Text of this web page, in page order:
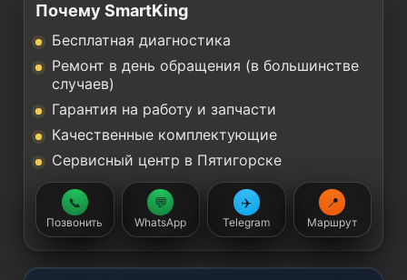
Почему SmartKing
Бесплатная диагностика
Ремонт в день обращения (в большинстве
случаев)
Гарантия на работу и запчасти
Качественные комплектующие
Сервисный центр в Пятигорске
📞
Позвонить
💬
WhatsApp
✈️
Telegram
📍
Маршрут